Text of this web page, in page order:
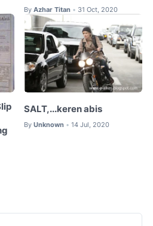
By Azhar Titan • 31 Oct, 2020
SALT,...keren abis
By Unknown • 14 Jul, 2020